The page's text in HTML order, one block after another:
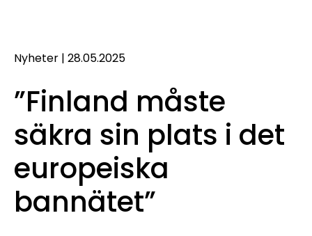
Nyheter | 28.05.2025
”Finland måste
säkra sin plats i det
europeiska
bannätet”